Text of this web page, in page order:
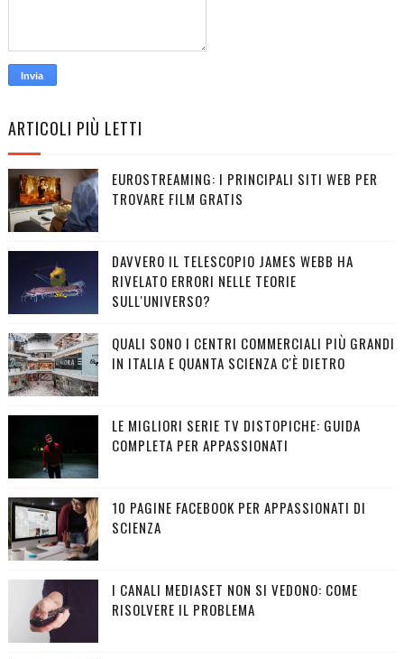
ARTICOLI PIÙ LETTI
EUROSTREAMING: I PRINCIPALI SITI WEB PER
TROVARE FILM GRATIS
DAVVERO IL TELESCOPIO JAMES WEBB HA
RIVELATO ERRORI NELLE TEORIE
SULL'UNIVERSO?
QUALI SONO I CENTRI COMMERCIALI PIÙ GRANDI
IN ITALIA E QUANTA SCIENZA C'È DIETRO
LE MIGLIORI SERIE TV DISTOPICHE: GUIDA
COMPLETA PER APPASSIONATI
10 PAGINE FACEBOOK PER APPASSIONATI DI
SCIENZA
I CANALI MEDIASET NON SI VEDONO: COME
RISOLVERE IL PROBLEMA